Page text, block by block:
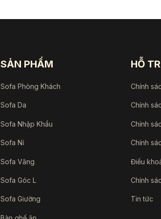
SẢN PHẨM
Sofa Phòng Khách
Sofa Da
Sofa Nhập Khẩu
Sofa Nỉ
Sofa Văng
Sofa Góc L
Sofa Giường
HỖ
Chính
Chính
Chính
Chính
Điều
Chính
Tin tức